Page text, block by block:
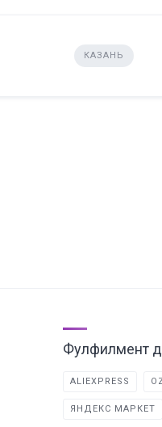
КАЗАНЬ
Фулфилмент
ALIEXPRESS
ЯНДЕКС МАРКЕТ